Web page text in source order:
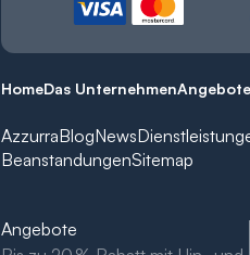
HomeDas UnternehmenAngebote
AzzurraBlogNews
BeanstandungenSitemap
Angebote